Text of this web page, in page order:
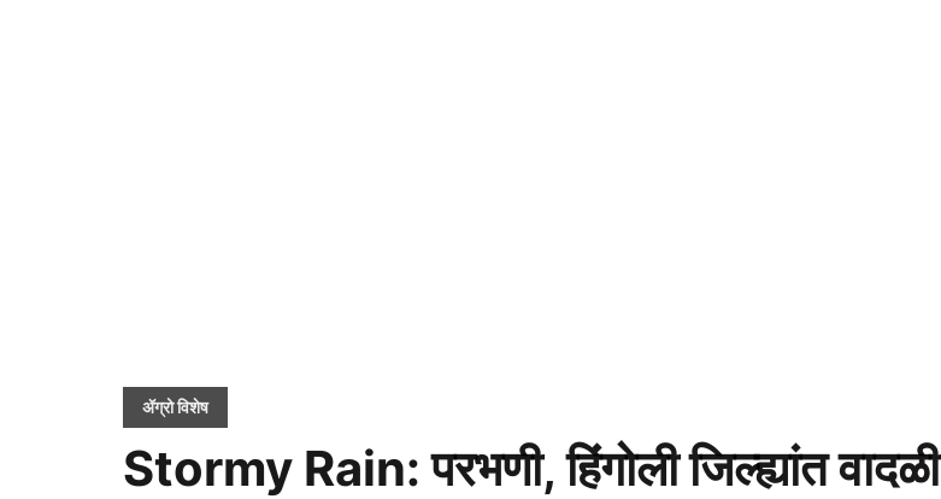
ॲग्रो विशेष
Stormy Rain: परभणी, हिंगोली जिल्ह्यांत वादळी